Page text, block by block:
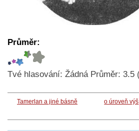
Průměr:
Tvé hlasování: Žádná Průměr: 3.5
Tamerlan a jiné básně o úroveň výš